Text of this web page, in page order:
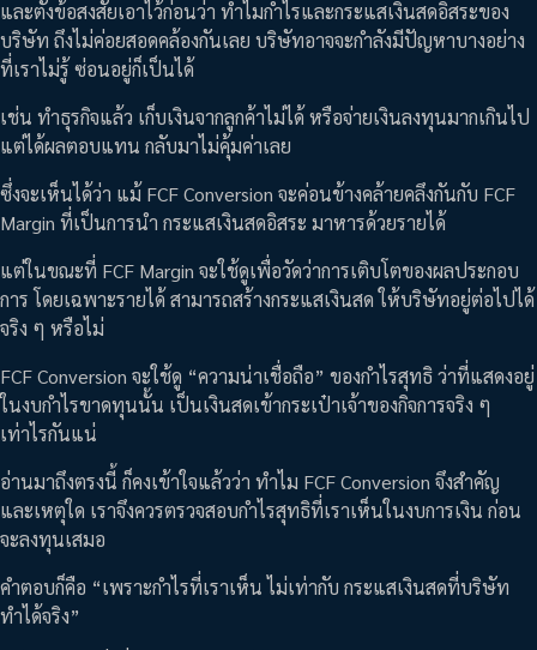
และตั้งข้อสงสัยเอาไว้ก่อนว่า ทำไมกำไรและกระแสเงินสดอิสระของ
บริษัท ถึงไม่ค่อยสอดคล้องกันเลย บริษัทอาจจะกำลังมีปัญหาบางอย่าง
ที่เราไม่รู้ ซ่อนอยู่ก็เป็นได้
เช่น ทำธุรกิจแล้ว เก็บเงินจากลูกค้าไม่ได้ หรือจ่ายเงินลงทุนมากเกินไป
แต่ได้ผลตอบแทน กลับมาไม่คุ้มค่าเลย
ซึ่งจะเห็นได้ว่า แม้ FCF Conversion จะค่อนข้างคล้ายคลึงกันกับ FCF
Margin ที่เป็นการนำ กระแสเงินสดอิสระ มาหารด้วยรายได้
แต่ในขณะที่ FCF Margin จะใช้ดูเพื่อวัดว่าการเติบโตของผลประกอบ
การ โดยเฉพาะรายได้ สามารถสร้างกระแสเงินสด ให้บริษัทอยู่ต่อไปได้
จริง ๆ หรือไม่
FCF Conversion จะใช้ดู “ความน่าเชื่อถือ” ของกำไรสุทธิ ว่าที่แสดงอยู่
ในงบกำไรขาดทุนนั้น เป็นเงินสดเข้ากระเป๋าเจ้าของกิจการจริง ๆ
เท่าไรกันแน่
อ่านมาถึงตรงนี้ ก็คงเข้าใจแล้วว่า ทำไม FCF Conversion จึงสำคัญ
และเหตุใด เราจึงควรตรวจสอบกำไรสุทธิที่เราเห็นในงบการเงิน ก่อน
จะลงทุนเสมอ
คำตอบก็คือ “เพราะกำไรที่เราเห็น ไม่เท่ากับ กระแสเงินสดที่บริษัท
ทำได้จริง”